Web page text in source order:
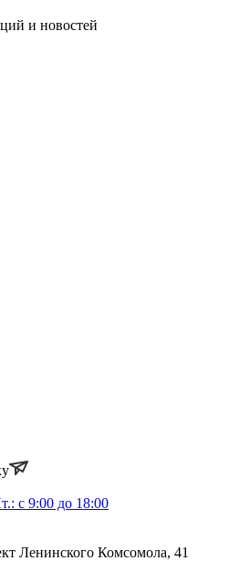
и новостей
с 9:00 до 18:00
Ленинского Комсомола, 41